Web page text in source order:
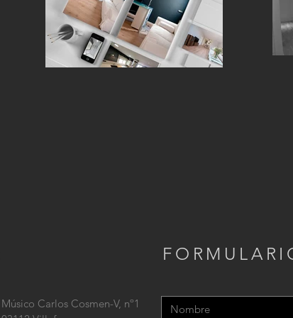
Músico Carlos Cosmen-V, nº1